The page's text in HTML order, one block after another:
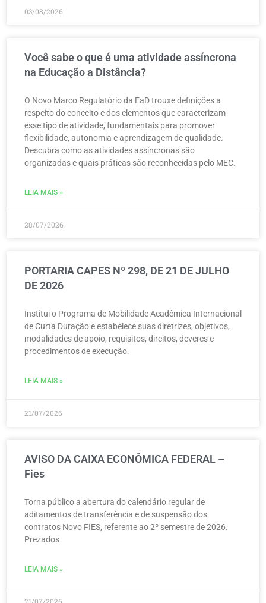
03/08/2026
Você sabe o que é uma atividade assíncrona
na Educação a Distância?
O Novo Marco Regulatório da EaD trouxe definições a
respeito do conceito e dos elementos que caracterizam
esse tipo de atividade, fundamentais para promover
flexibilidade, autonomia e aprendizagem de qualidade.
Descubra como as atividades assíncronas são
organizadas e quais práticas são reconhecidas pelo MEC.
LEIA MAIS »
28/07/2026
PORTARIA CAPES Nº 298, DE 21 DE JULHO
DE 2026
Institui o Programa de Mobilidade Acadêmica Internacional
de Curta Duração e estabelece suas diretrizes, objetivos,
modalidades de apoio, requisitos, direitos, deveres e
procedimentos de execução.
LEIA MAIS »
21/07/2026
AVISO DA CAIXA ECONÔMICA FEDERAL –
Fies
Torna público a abertura do calendário regular de
aditamentos de transferência e de suspensão dos
contratos Novo FIES, referente ao 2º semestre de 2026.
Prezados
LEIA MAIS »